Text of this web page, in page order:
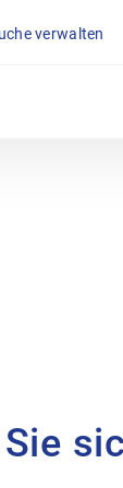
verwalten